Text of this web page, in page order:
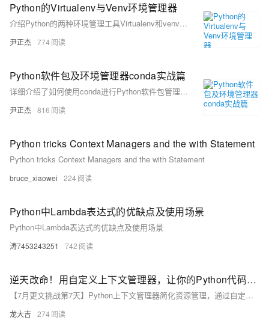
Python的Virtualenv与Venv环境管理器
介绍Python的两种环境管理工具Virtualenv和venv，包括它们的安装、创建、激活、退出环境以及查看帮助信息的方法，同时对比了两者的特点和使用场景。
尹正杰 774
Python软件包及环境管理器conda实战篇
详细介绍了如何使用conda进行Python软件包管理及环境管理，包括查看、安装、卸载软件包，切换源，管理不同版本的Python环境，以及解决使用过程中可能遇到的错误。
尹正杰 816
Python tricks Context Managers and the with Statement
Python tricks Context Managers and the with Statement
bruce_xiaowei 224
Python中Lambda表达式的优缺点及使用场景
Python中Lambda表达式的优缺点及使用场景
涛7453243251 742
逆天改命！用自定义上下文管理器，让你的Python代码效率飙升
【7月更文挑战第7天】Python上下文管理器简化资源管理，通过自定义实现优雅控制。使用with语句自动执行资源获取和释放，确保异常安全。例如，FileContextManager类通过__enter__打开文件，__exit__关闭并处理异常。自定义上下文管理器可封装重复逻辑，增强功能如日志和监控，提升代码效率与质量。利用这一工具，代码更简洁、高效且易于维护。**
龙大吉 274